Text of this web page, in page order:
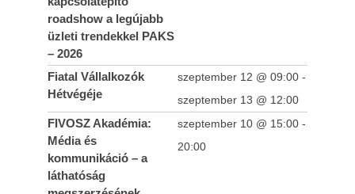
roadshow a legújabb
üzleti trendekkel PAKS
– 2026
Fiatal Vállalkozók
Hétvégéje
szeptember 12 @ 09:00 -
szeptember 13 @ 12:00
FIVOSZ Akadémia:
Média és
kommunikáció – a
láthatóság
szeptember 10 @ 15:00 -
20:00